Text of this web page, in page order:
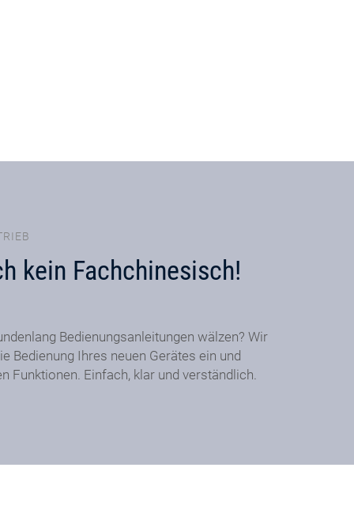
kein Fachchinesisch!
Bedienungsanleitungen wälzen? Wir
Bedienung Ihres neuen Gerätes ein und
Funktionen. Einfach, klar und verständlich.